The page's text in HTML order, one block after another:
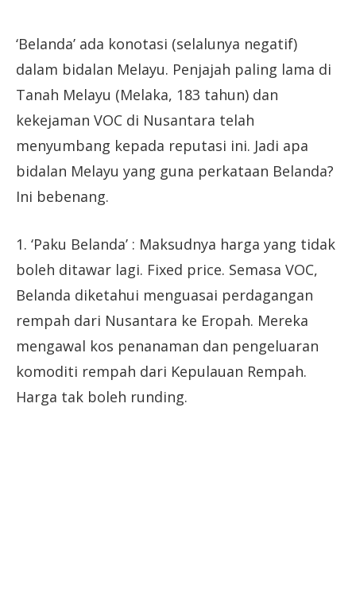
‘Belanda’ ada konotasi (selalunya negatif)
dalam bidalan Melayu. Penjajah paling lama di
Tanah Melayu (Melaka, 183 tahun) dan
kekejaman VOC di Nusantara telah
menyumbang kepada reputasi ini. Jadi apa
bidalan Melayu yang guna perkataan Belanda?
Ini bebenang.
1. ‘Paku Belanda’ : Maksudnya harga yang tidak
boleh ditawar lagi. Fixed price. Semasa VOC,
Belanda diketahui menguasai perdagangan
rempah dari Nusantara ke Eropah. Mereka
mengawal kos penanaman dan pengeluaran
komoditi rempah dari Kepulauan Rempah.
Harga tak boleh runding.